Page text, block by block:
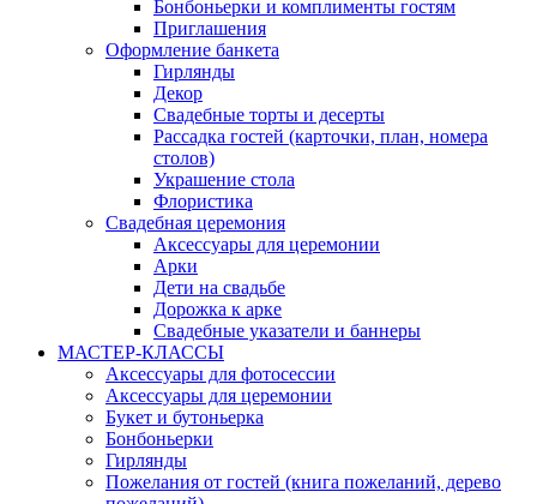
Бонбоньерки и комплименты гостям
Приглашения
Оформление банкета
Гирлянды
Декор
Свадебные торты и десерты
Рассадка гостей (карточки, план, номера
столов)
Украшение стола
Флористика
Свадебная церемония
Аксессуары для церемонии
Арки
Дети на свадьбе
Дорожка к арке
Свадебные указатели и баннеры
МАСТЕР-КЛАССЫ
Аксессуары для фотосессии
Аксессуары для церемонии
Букет и бутоньерка
Бонбоньерки
Гирлянды
Пожелания от гостей (книга пожеланий, дерево